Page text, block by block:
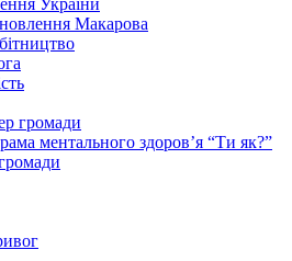
України
Макарова
громади
ментального здоров’я “Ти як?”